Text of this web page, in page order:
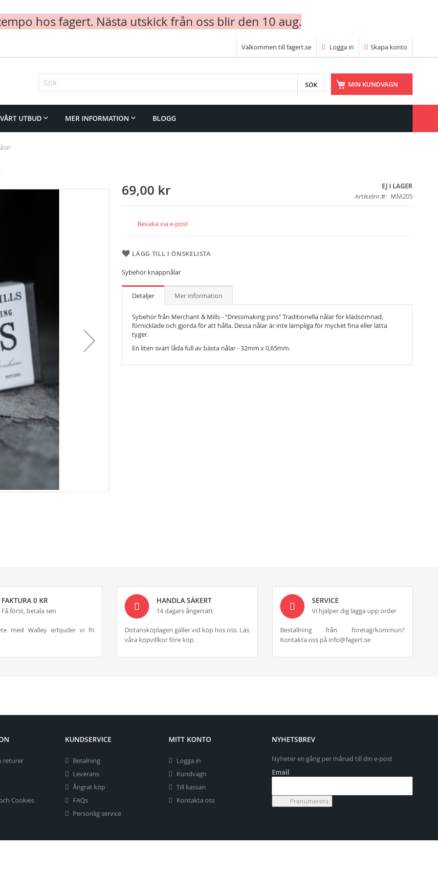
hos fagert. Nästa utskick från oss blir den 10 aug.
Välkommen till fagert.se Logga in Skapa konto
MIN KUNDVAGN
Sök
VÅRT UTBUD MER INFORMATION BLOGG
69,00 kr
EJ I LAGER
Artikelnr.
MM205
Bevaka via e-post
LÄGG TILL I ÖNSKELISTA
Sybehör knappnålar
Detaljer
Sybehör från Merchant & Mills - "Dressmaking pins" Traditionella nålar för klädsömnad,
förnicklade och gjorda för att hålla. Dessa nålar är inte lämpliga för mycket fina eller lätta
tyger.
En liten svart låda full av bästa nålar - 32mm x 0,65mm.
Mer information
FAKTURA 0 KR
Få först, betala sen
med Walley erbjuder vi fri
HANDLA SÄKERT
14 dagars ångerrätt
Distansköplagen gäller vid köp hos oss. Läs
våra köpvillkor före köp.
SERVICE
Vi hjälper dig lägga upp order
Beställning från företag/kommun?
Kontakta oss på info@fagert.se
returer
Cookies
KUNDSERVICE
Betalning
Leverans
Ångrat köp
FAQs
Personlig service
MITT KONTO
Logga in
Kundvagn
Till kassan
Kontakta oss
NYHETSBREV
Nyheter en gång per månad till din e-post
Email